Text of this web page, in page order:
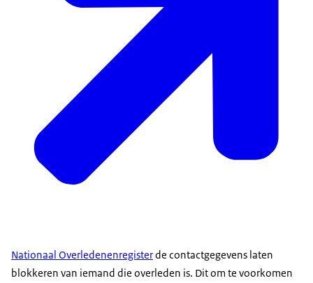
Nationaal Overledenenregisterde contactgegevens laten
blokkeren van iemand die overleden is. Dit om te voorkomen